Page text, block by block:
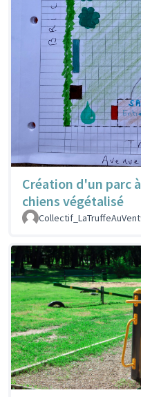
Création d'un parc à
chiens végétalisé
Collectif_LaTruffeAuVent